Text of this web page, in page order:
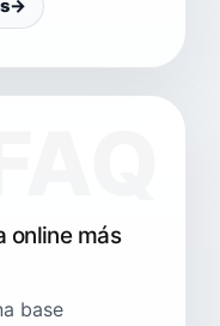
→
online más
base